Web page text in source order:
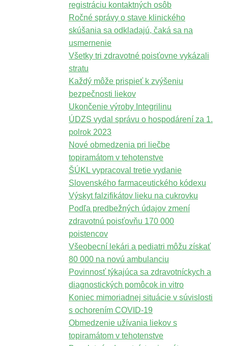
registráciu kontaktných osôb
Ročné správy o stave klinického
skúšania sa odkladajú, čaká sa na
usmernenie
Všetky tri zdravotné poisťovne vykázali
stratu
Každý môže prispieť k zvýšeniu
bezpečnosti liekov
Ukončenie výroby Integrilinu
ÚDZS vydal správu o hospodárení za 1.
polrok 2023
Nové obmedzenia pri liečbe
topiramátom v tehotenstve
ŠÚKL vypracoval tretie vydanie
Slovenského farmaceutického kódexu
Výskyt falzifikátov lieku na cukrovku
Podľa predbežných údajov zmení
zdravotnú poisťovňu 170 000
poistencov
Všeobecní lekári a pediatri môžu získať
80 000 na novú ambulanciu
Povinnosť týkajúca sa zdravotníckych a
diagnostických pomôcok in vitro
Koniec mimoriadnej situácie v súvislosti
s ochorením COVID-19
Obmedzenie užívania liekov s
topiramátom v tehotenstve